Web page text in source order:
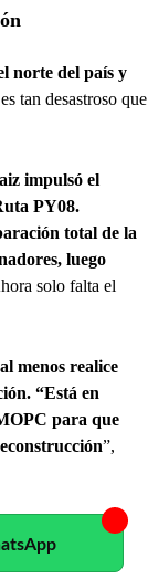
norte del país y
tan desastroso que
impulsó el
PY08.
total de la
luego
solo falta el
menos realice
“Está en
para que
”,